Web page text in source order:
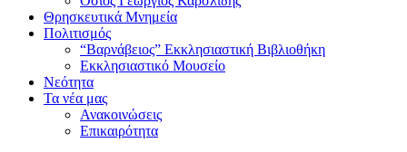
Θρησκευτικά Μνημεία
Πολιτισμός
“Βαρνάβειος” Εκκλησιαστική Βιβλιοθήκη
Εκκλησιαστικό Μουσείο
Νεότητα
Τα νέα μας
Ανακοινώσεις
Επικαιρότητα